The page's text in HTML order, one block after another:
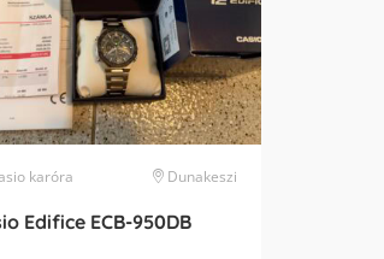
karóra Dunakeszi
Edifice ECB-950DB